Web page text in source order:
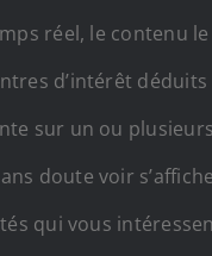
réel, le contenu
d’intérêt
sur un ou
doute voir
qui vous